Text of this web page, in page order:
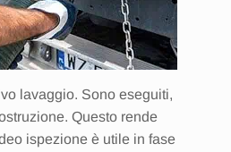
lavaggio. Sono eseguiti,
Questo rende
ispezione è utile in fase